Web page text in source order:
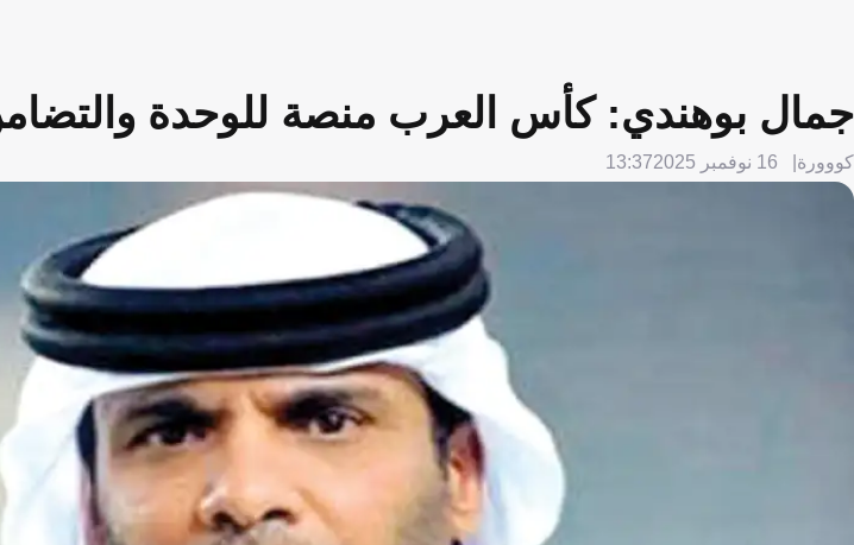
جمال بوهندي: كأس العرب منصة للوحدة
كووورة 16 نوفمبر 2025 13:37